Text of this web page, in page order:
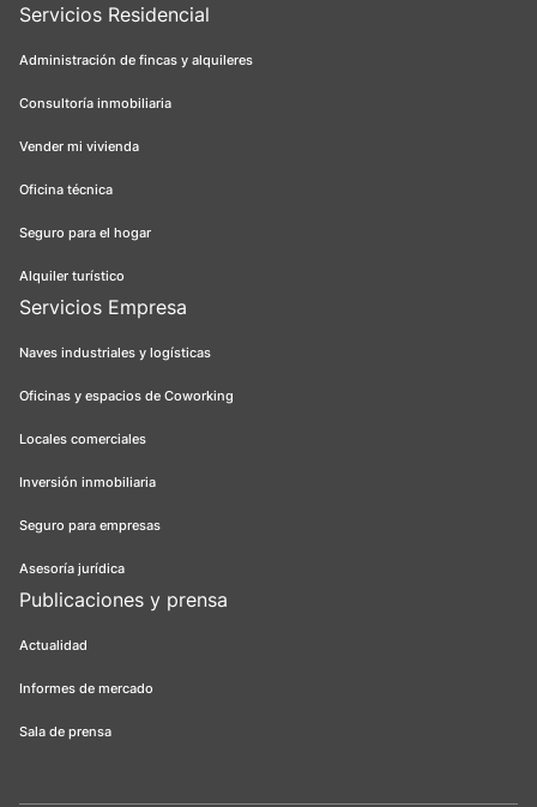
Servicios Residencial
Administración de fincas y alquileres
Consultoría inmobiliaria
Vender mi vivienda
Oficina técnica
Seguro para el hogar
Alquiler turístico
Servicios Empresa
Naves industriales y logísticas
Oficinas y espacios de Coworking
Locales comerciales
Inversión inmobiliaria
Seguro para empresas
Asesoría jurídica
Publicaciones y prensa
Actualidad
Informes de mercado
Sala de prensa